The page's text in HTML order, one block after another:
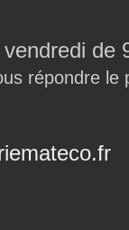
répondre le